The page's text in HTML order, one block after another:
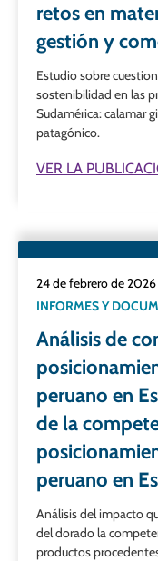
retos en
gestión y
Estudio sobre
sostenibilidad en las
Sudamérica: calamar
patagónico.
VER LA
24 de febrero de 2026
INFORMES Y
Análisis de
peruano en
de la
peruano en
Análisis del impacto
del dorado la
productos